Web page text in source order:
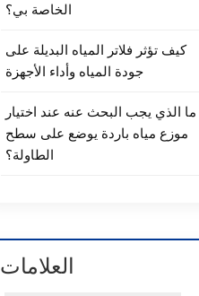
الخاصة بي؟
كيف تؤثر فلاتر المياه البديلة على
جودة المياه وأداء الأجهزة
ما الذي يجب البحث عنه عند اختيار
موزع مياه باردة يوضع على سطح
الطاولة؟
العلامات